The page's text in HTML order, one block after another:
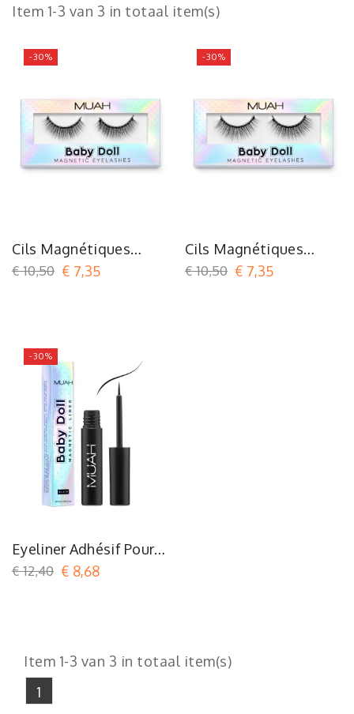
Item 1-3 van 3 in totaal item(s)
-30%
Cils Magnétiques
MUAH Baby Doll -
€ 10,50 € 7,35
-30%
Cils Magnétiques
MUAH Baby Doll -
Sweetheart
€ 10,50 € 7,35
-30%
Eyeliner Adhésif Pour
Cils Magnétiques
MUAH Baby Doll - Noir
€ 12,40 € 8,68
Item 1-3 van 3 in totaal item(s)
1